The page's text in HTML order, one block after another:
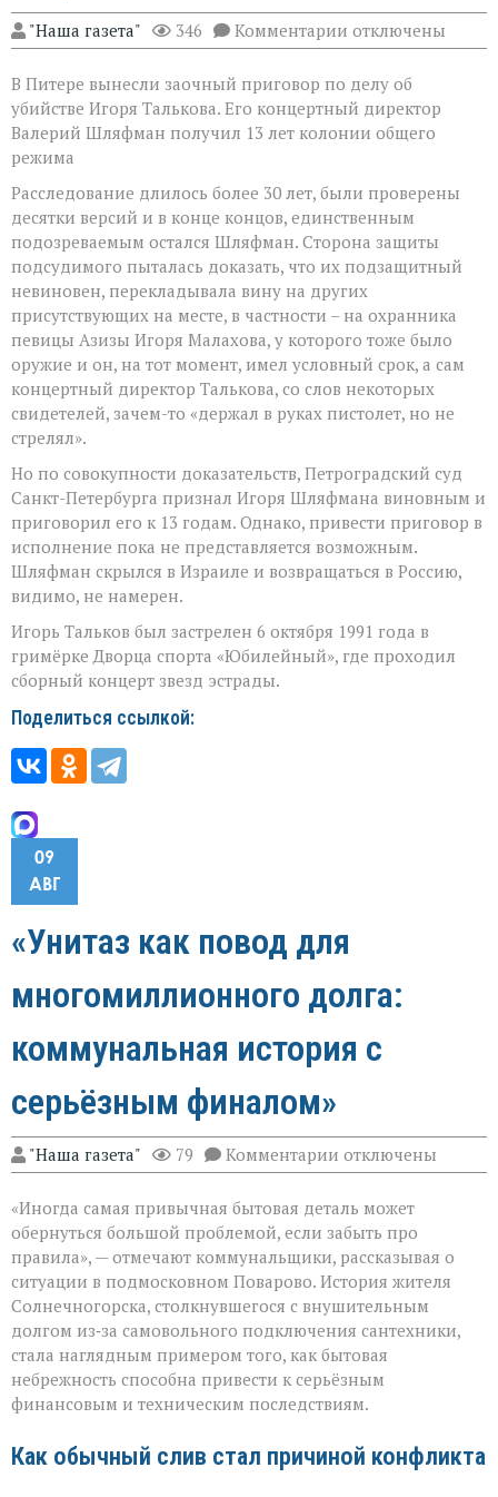
"Наша газета" 346 Комментарии к
записи
30
лет
нашли
убийцу
отключены
В Питере вынесли заочный приговор по делу об
убийстве Игоря Талькова. Его концертный директор
Валерий Шляфман получил 13 лет колонии общего
режима
Расследование длилось более 30 лет, были проверены
десятки версий и в конце концов, единственным
подозреваемым остался Шляфман. Сторона защиты
подсудимого пыталась доказать, что их подзащитный
невиновен, перекладывала вину на других
присутствующих на месте, в частности – на охранника
певицы Азизы Игоря Малахова, у которого тоже было
оружие и он, на тот момент, имел условный срок, а сам
концертный директор Талькова, со слов некоторых
свидетелей, зачем-то «держал в руках пистолет, но не
стрелял».
Но по совокупности доказательств, Петроградский суд
Санкт-Петербурга признал Игоря Шляфмана виновным и
приговорил его к 13 годам. Однако, привести приговор в
исполнение пока не представляется возможным.
Шляфман скрылся в Израиле и возвращаться в Россию,
видимо, не намерен.
Игорь Тальков был застрелен 6 октября 1991 года в
гримёрке Дворца спорта «Юбилейный», где проходил
сборный концерт звезд эстрады.
Поделиться ссылкой:
09
АВГ
«Унитаз как повод для
многомиллионного долга:
коммунальная история с
серьёзным финалом»
"Наша газета" 79 Комментарии к
записи
как
повод
долга:
коммунальная
история
с
серьёзным
финалом»
отключены
«Иногда самая привычная бытовая деталь может
обернуться большой проблемой, если забыть про
правила», — отмечают коммунальщики, рассказывая о
ситуации в подмосковном Поварово. История жителя
Солнечногорска, столкнувшегося с внушительным
долгом из‑за самовольного подключения сантехники,
стала наглядным примером того, как бытовая
небрежность способна привести к серьёзным
финансовым и техническим последствиям.
Как обычный слив стал причиной конфликта